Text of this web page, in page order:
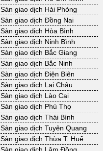
BĐS khác Quảng Nam
BĐS khác Bà Rịa - VT
BĐS khác An Giang
BĐS khác Bến Tre
BĐS khác Cà Mau
BĐS khác Hậu Giang
BĐS khác Long An
BĐS khác Tây Ninh
BĐS khác Trà Vinh
BĐS khác Hải Dương
BĐS khác Quảng Ninh
Sàn giao dịch Hải Phòng
Sàn giao dịch Đồng Nai
Sàn giao dịch Hòa Bình
Sàn giao dịch Ninh Bình
Sàn giao dịch Bắc Giang
Sàn giao dịch Bắc Ninh
Sàn giao dịch Điện Biên
Sàn giao dịch Lai Châu
Sàn giao dịch Lào Cai
Sàn giao dịch Phú Thọ
Sàn giao dịch Thái Bình
Sàn giao dịch Tuyên Quang
Sàn giao dịch Thừa T. Huế